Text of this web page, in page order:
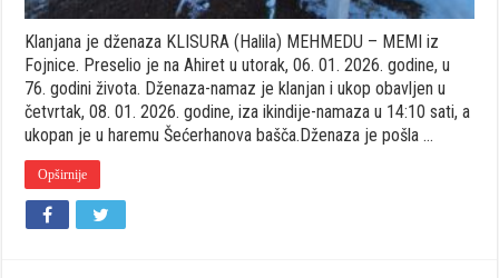
Klanjana je dženaza KLISURA (Halila) MEHMEDU – MEMI iz
Fojnice. Preselio je na Ahiret u utorak, 06. 01. 2026. godine, u
76. godini života. Dženaza-namaz je klanjan i ukop obavljen u
četvrtak, 08. 01. 2026. godine, iza ikindije-namaza u 14:10 sati, a
ukopan je u haremu Šećerhanova bašča.Dženaza je pošla …
Opširnije